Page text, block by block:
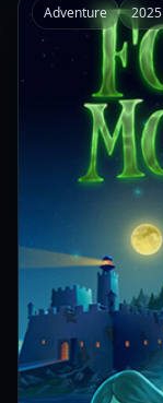
Adventure 2025